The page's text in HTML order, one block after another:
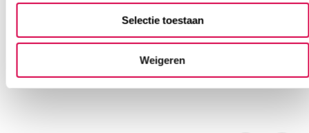
Selectie toestaan
Weigeren
Direct leverbaar